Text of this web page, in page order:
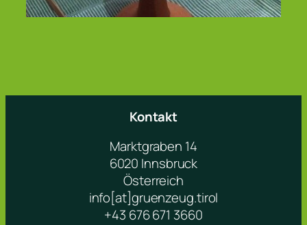
Kontakt
Marktgraben 14
6020 Innsbruck
Österreich
info[at]gruenzeug.tirol
+43 676 671 3660